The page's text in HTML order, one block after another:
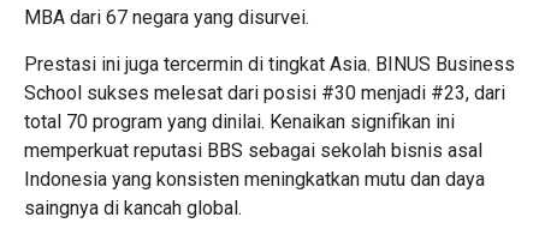
MBA dari 67 negara yang disurvei.
Prestasi ini juga tercermin di tingkat Asia. BINUS Business
School sukses melesat dari posisi #30 menjadi #23, dari
total 70 program yang dinilai. Kenaikan signifikan ini
memperkuat reputasi BBS sebagai sekolah bisnis asal
Indonesia yang konsisten meningkatkan mutu dan daya
saingnya di kancah global.